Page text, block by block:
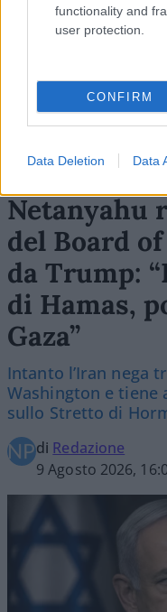
functionality and
user protection.
CONFIRM
Data Deletion Data
Netanyahu
del Board
da Trump:
di Hamas,
Gaza”
Intanto l’Iran nega
Washington e tiene
sullo Stretto di
di Redazione
9 Agosto 2026,